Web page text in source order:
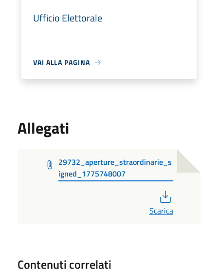
Ufficio Elettorale
VAI ALLA PAGINA
Allegati
29732_aperture_straordinarie_s
igned_1775748007
Scarica
Contenuti correlati